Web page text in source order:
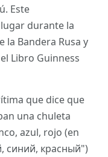
Este
durante la
la Bandera Rusa y
Libro Guinness
que dice que
una chuleta
azul, rojo (en
синий, красный")